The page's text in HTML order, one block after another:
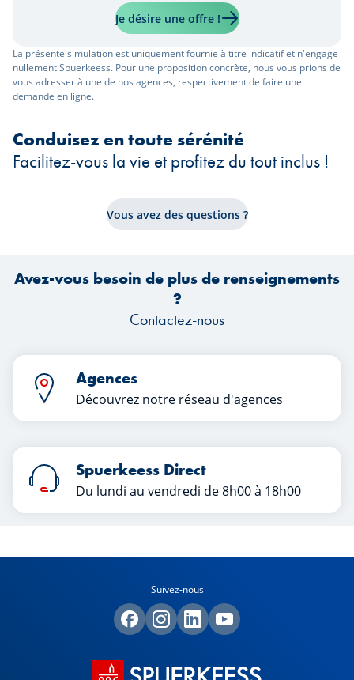
La présente simulation est uniquement fournie à titre indicatif et n'engage
nullement Spuerkeess. Pour une proposition concrète, nous vous prions de
vous adresser à une de nos agences, respectivement de faire une
demande en ligne.
Je désire une offre !
Conduisez en toute sérénité
Facilitez-vous la vie et profitez du tout inclus !
Vous avez des questions ?
Avez-vous besoin de plus de renseignements
?
Contactez-nous
Agences
Découvrez notre réseau d'agences
Spuerkeess Direct
Du lundi au vendredi de 8h00 à 18h00
Suivez-nous